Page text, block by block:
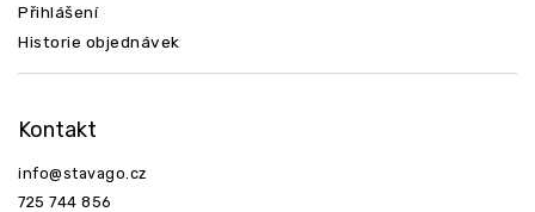
Přihlášení
Historie objednávek
Kontakt
info@stavago.cz
725 744 856